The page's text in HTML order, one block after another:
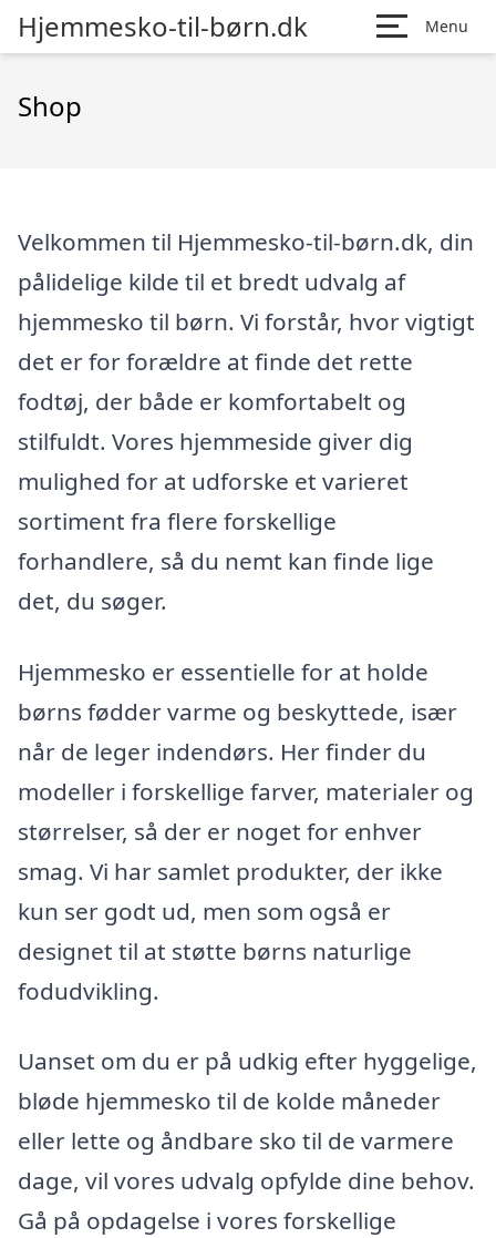
Hjemmesko-til-børn.dk Menu
Shop
Velkommen til Hjemmesko-til-børn.dk, din
pålidelige kilde til et bredt udvalg af
hjemmesko til børn. Vi forstår, hvor vigtigt
det er for forældre at finde det rette
fodtøj, der både er komfortabelt og
stilfuldt. Vores hjemmeside giver dig
mulighed for at udforske et varieret
sortiment fra flere forskellige
forhandlere, så du nemt kan finde lige
det, du søger.
Hjemmesko er essentielle for at holde
børns fødder varme og beskyttede, især
når de leger indendørs. Her finder du
modeller i forskellige farver, materialer og
størrelser, så der er noget for enhver
smag. Vi har samlet produkter, der ikke
kun ser godt ud, men som også er
designet til at støtte børns naturlige
fodudvikling.
Uanset om du er på udkig efter hyggelige,
bløde hjemmesko til de kolde måneder
eller lette og åndbare sko til de varmere
dage, vil vores udvalg opfylde dine behov.
Gå på opdagelse i vores forskellige